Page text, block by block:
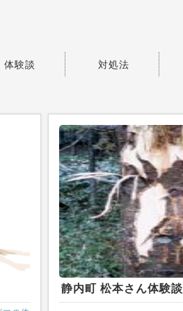
体験談 対処法
静内町 松本さん体験談